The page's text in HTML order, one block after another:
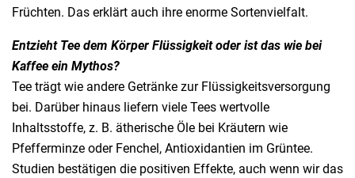
Früchten. Das erklärt auch ihre enorme Sortenvielfalt.
Entzieht Tee dem Körper Flüssigkeit oder ist das wie bei
Kaffee ein Mythos?
Tee trägt wie andere Getränke zur Flüssigkeitsversorgung
bei. Darüber hinaus liefern viele Tees wertvolle
Inhaltsstoffe, z. B. ätherische Öle bei Kräutern wie
Pfefferminze oder Fenchel, Antioxidantien im Grüntee.
Studien bestätigen die positiven Effekte, auch wenn wir das